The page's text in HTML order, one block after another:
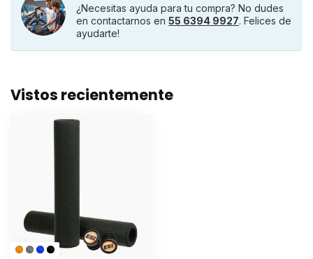
¿Necesitas ayuda para tu compra? No dudes
en contactarnos en 55 6394 9927. Felices de
ayudarte!
Vistos recientemente